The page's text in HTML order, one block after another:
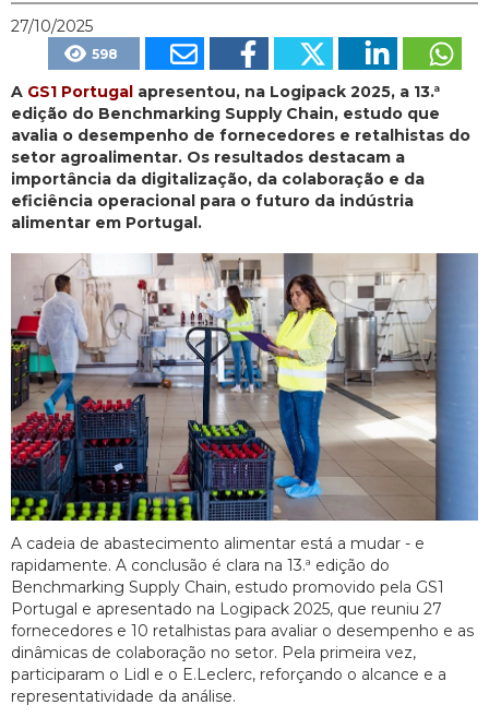
27/10/2025
598
A GS1 Portugal apresentou, na Logipack 2025, a 13.ª
edição do Benchmarking Supply Chain, estudo que
avalia o desempenho de fornecedores e retalhistas do
setor agroalimentar. Os resultados destacam a
importância da digitalização, da colaboração e da
eficiência operacional para o futuro da indústria
alimentar em Portugal.
A cadeia de abastecimento alimentar está a mudar - e
rapidamente. A conclusão é clara na 13.ª edição do
Benchmarking Supply Chain, estudo promovido pela GS1
Portugal e apresentado na Logipack 2025, que reuniu 27
fornecedores e 10 retalhistas para avaliar o desempenho e as
dinâmicas de colaboração no setor. Pela primeira vez,
participaram o Lidl e o E.Leclerc, reforçando o alcance e a
representatividade da análise.